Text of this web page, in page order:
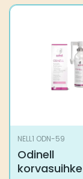
NELL1 ODN-59
Odinell
korvasuihke